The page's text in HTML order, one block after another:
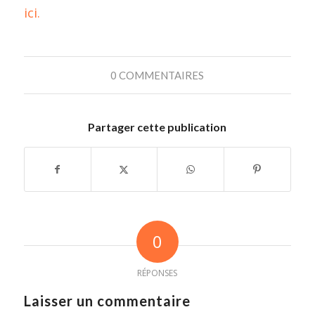
ici.
0 COMMENTAIRES
Partager cette publication
0
RÉPONSES
Laisser un commentaire